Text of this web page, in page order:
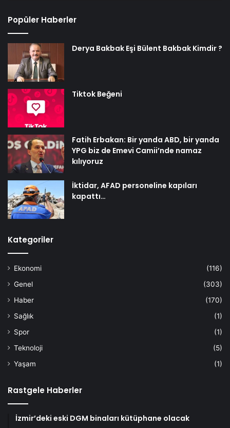
Popüler Haberler
Derya Bakbak Eşi Bülent Bakbak Kimdir ?
Tiktok Beğeni
Fatih Erbakan: Bir yanda ABD, bir yanda
YPG biz de Emevi Camii’nde namaz
kılıyoruz
İktidar, AFAD personeline kapıları
kapattı…
Kategoriler
Ekonomi
(116)
Genel
(303)
Haber
(170)
Sağlık
(1)
Spor
(1)
Teknoloji
(5)
Yaşam
(1)
Rastgele Haberler
İzmir’deki eski DGM binaları kütüphane olacak